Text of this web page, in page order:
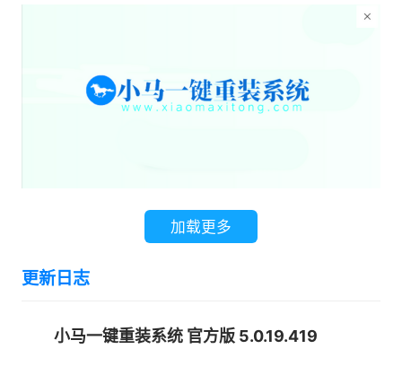
统】并选择类型，通常单核选择XP，双核和四核
加载更多
更新日志
小马一键重装系统 官方版 5.0.19.419